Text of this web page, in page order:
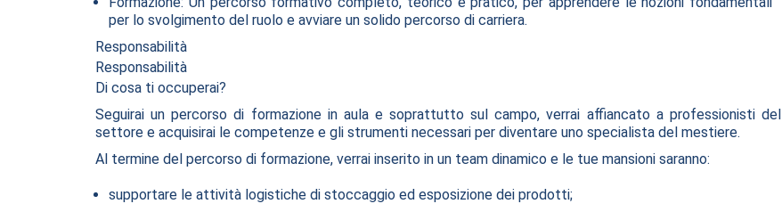
per lo svolgimento del ruolo e avviare un solido percorso di carriera.
Responsabilità
Responsabilità
Di cosa ti occuperai?
Seguirai un percorso di formazione in aula e soprattutto sul campo, verrai affiancato a professionisti del
settore e acquisirai le competenze e gli strumenti necessari per diventare uno specialista del mestiere.
Al termine del percorso di formazione, verrai inserito in un team dinamico e le tue mansioni saranno:
supportare le attività logistiche di stoccaggio ed esposizione dei prodotti;